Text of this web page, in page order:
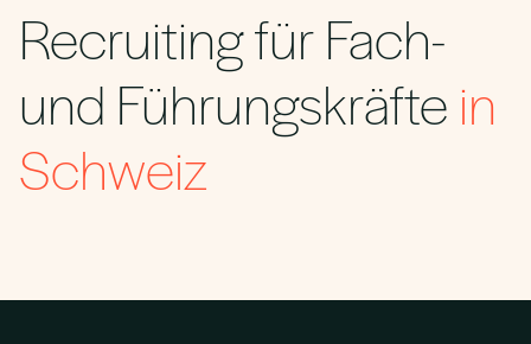
Recruiting für Fach-
und Führungskräftein
Schweiz